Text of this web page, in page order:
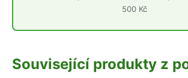
500 Kč
Související produkty z